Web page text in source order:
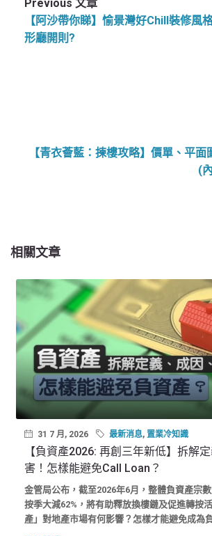
Previous 文章
【阿沙帶你睇】愉景灣好Chill裝修風
形廳開則?
【青衣薈藍：揀樓攻略】價單、平
(
相關文章
31 7 月, 2026 最新消息, 置業冷知識
【負資產2026: 再創三年新低】拆解
害！怎樣能避免Call Loan？
金管局公布，截至2026年6月，整體負資產宗數
按季大減62%，將有助釋放換樓鏈及促進轉按
產」對地產市場有何影響？怎樣才能避免成為